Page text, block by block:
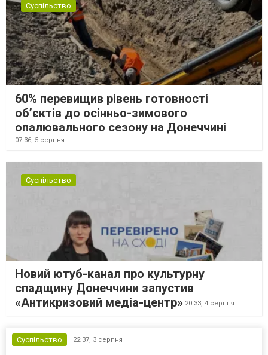
Суспільство
60% перевищив рівень готовності
об’єктів до осінньо-зимового
опалювального сезону на Донеччині
07:36, 5 серпня
Суспільство
Новий ютуб-канал про культурну
спадщину Донеччини запустив
«Антикризовий медіа-центр» 20:33, 4 серпня
Суспільство 22:37, 3 серпня